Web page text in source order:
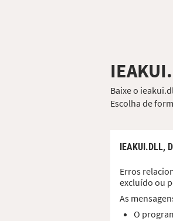
Baixe o
Escolha de
IEAKUI.DLL,
Erros
excluído ou
As
O